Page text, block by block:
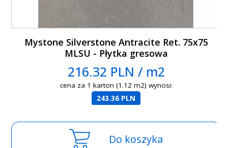
Mystone Silverstone Antracite Ret. 75x75
MLSU - Płytka gresowa
216.32 PLN / m2
cena za 1 karton (1.12 m2) wynosi:
243.36 PLN
Do koszyka